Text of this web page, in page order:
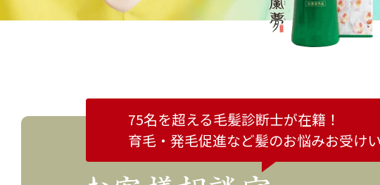
75名を超える毛髪診断士が在籍！
育毛・発毛促進など髪のお悩みお受け